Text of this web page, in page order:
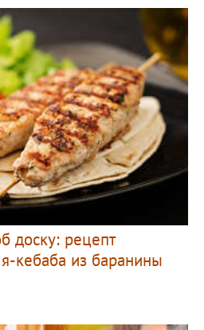
доску: рецепт
кебаба из баранины